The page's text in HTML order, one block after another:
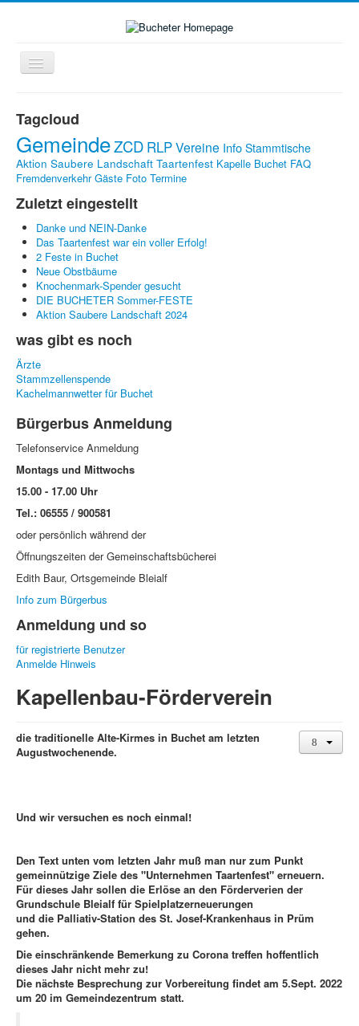
Navigation
an/aus
Zukunft-Check-Dorf
Dorfleben
LINKS
Kontakte
Impressum
Bildergalerie
Tagcloud
GemeindeZCD RLPVereine Info Stammtische
Aktion Saubere Landschaft Taartenfest Kapelle Buchet FAQ
Fremdenverkehr Gäste Foto Termine
Zuletzt eingestellt
Danke und NEIN-Danke
Das Taartenfest war ein voller Erfolg!
2 Feste in Buchet
Neue Obstbäume
Knochenmark-Spender gesucht
DIE BUCHETER Sommer-FESTE
Aktion Saubere Landschaft 2024
was gibt es noch
Ärzte
Stammzellenspende
Kachelmannwetter für Buchet
Bürgerbus Anmeldung
Telefonservice Anmeldung
Montags und Mittwochs
15.00 - 17.00 Uhr
Tel.: 06555 / 900581
oder persönlich während der
Öffnungszeiten der Gemeinschaftsbücherei
Edith Baur, Ortsgemeinde Bleialf
Info zum Bürgerbus
Anmeldung und so
für registrierte Benutzer
Anmelde Hinweis
Kapellenbau-Förderverein
die traditionelle Alte-Kirmes in Buchet am letzten
Augustwochenende.
Und wir versuchen es noch einmal!
Den Text unten vom letzten Jahr muß man nur zum Punkt
gemeinnützige Ziele des "Unternehmen Taartenfest" erneuern.
Für dieses Jahr sollen die Erlöse an den Förderverien der
Grundschule Bleialf für Spielplatzerneuerungen
und die Palliativ-Station des St. Josef-Krankenhaus in Prüm
gehen.
Die einschränkende Bemerkung zu Corona treffen hoffentlich
dieses Jahr nicht mehr zu!
Die nächste Besprechung zur Vorbereitung findet am 5.Sept. 2022
um 20 im Gemeindezentrum statt.